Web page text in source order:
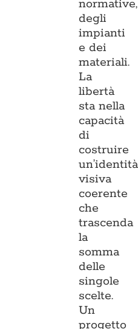
normative,
degli
impianti
e dei
materiali.
La
libertà
sta nella
capacità
di
costruire
un’identità
visiva
coerente
che
trascenda
la
somma
delle
singole
scelte.
Un
progetto